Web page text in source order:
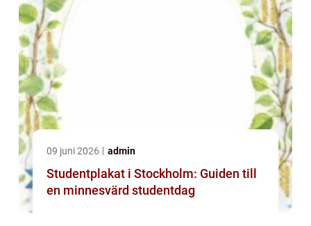
09 juni 2026 admin
Studentplakat i Stockholm: Guiden till
en minnesvärd studentdag